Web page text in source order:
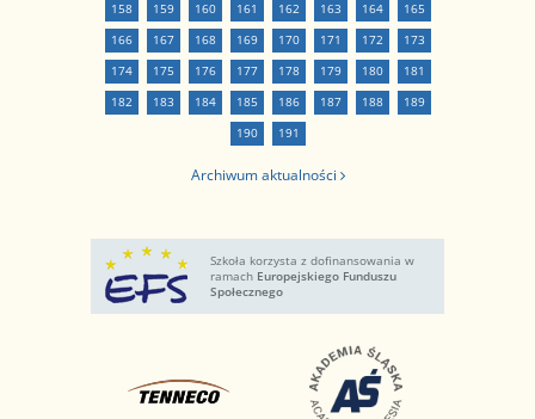
158
159 160 161 162 163 164
165
166
167 168 169 170 171 172
173
174
175 176 177 178 179 180
181
182
183 184 185 186 187 188
189
190
191
Archiwum aktualności
Szkoła korzysta z dofinansowania w
ramach Europejskiego Funduszu
Społecznego